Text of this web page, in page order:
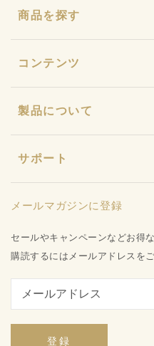
商品を探す
おまとめセット
わんにゃんカリカ
カリカ石鹸・カリカ浴
ギフト
キャンペーン
コンテンツ
ストーリー
カリカセラピ定期便
カリカセラピ定期便のご利
お知らせ
お問い合わせ
製品について
店舗型販売店様募集
品質保証への取り組み
サポート
特定商取引法に基づく表記
会社概要
ご利用ガイド
メールマガジンに登録
セールやキャンペーンなどお得
購読するにはメールアドレスを
登録